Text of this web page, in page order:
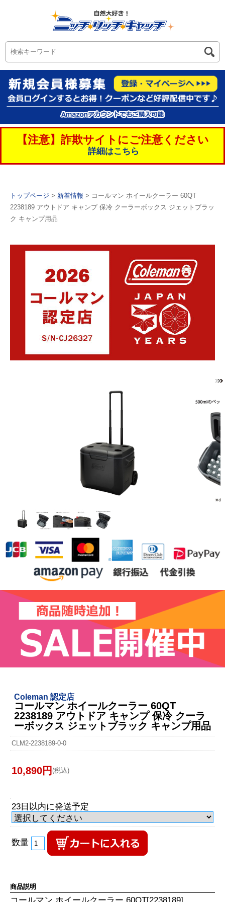
【注意】詐欺サイトにご注意ください
詳細はこちら
トップページ > 新着情報 > コールマン ホイールクーラー 60QT
2238189 アウトドア キャンプ 保冷 クーラーボックス ジェットブラッ
ク キャンプ用品
Coleman 認定店
コールマン ホイールクーラー 60QT
2238189 アウトドア キャンプ 保冷 クーラ
ーボックス ジェットブラック キャンプ用品
CLM2-2238189-0-0
10,890円 (税込)
23日以内に発送予定
数量
商品説明